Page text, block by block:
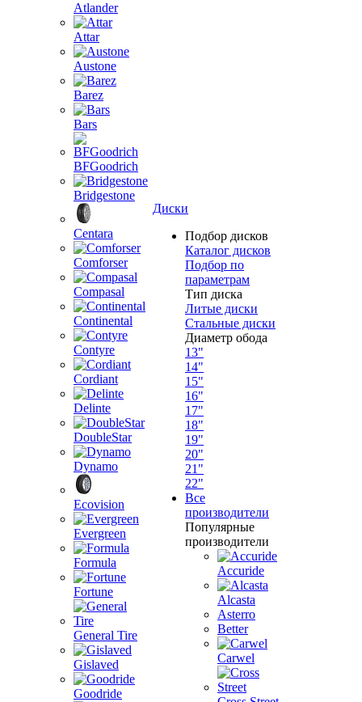
Atlander
Attar
Austone
Barez
Bars
BFGoodrich
Bridgestone
Centara
Comforser
Compasal
Continental
Contyre
Cordiant
Delinte
DoubleStar
Dynamo
Ecovision
Evergreen
Formula
Fortune
General Tire
Gislaved
Goodride
Диски
Подбор дисков
Каталог дисков
Подбор по
параметрам
Тип диска
Литые диски
Стальные диски
Диаметр обода
13"
14"
15"
16"
17"
18"
19"
20"
21"
22"
Все
производители
Популярные
производители
Accuride
Alcasta
Asterro
Better
Carwel